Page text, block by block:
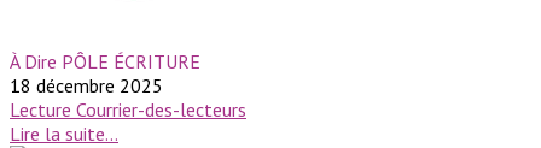
À Dire PÔLE ÉCRITURE
18 décembre 2025
Lecture Courrier-des-lecteurs
Lire la suite...